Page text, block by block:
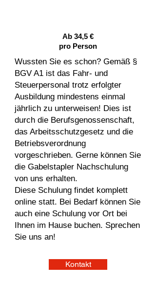
Ab 34,5 €
pro Person
Wussten Sie es schon? Gemäß §
BGV A1 ist das Fahr- und
Steuerpersonal trotz erfolgter
Ausbildung mindestens einmal
jährlich zu unterweisen! Dies ist
durch die Berufsgenossenschaft,
das Arbeitsschutzgesetz und die
Betriebsverordnung
vorgeschrieben. Gerne können Sie
die Gabelstapler Nachschulung
von uns erhalten.
Diese Schulung findet komplett
online statt. Bei Bedarf können Sie
auch eine Schulung vor Ort bei
Ihnen im Hause buchen. Sprechen
Sie uns an!
Kontakt